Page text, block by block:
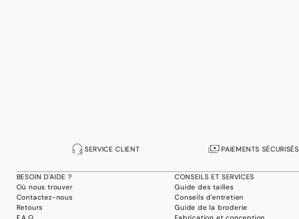
SERVICE CLIENT PAIEMENTS SÉCURISÉS
BESOIN D'AIDE ?
Où nous trouver
Contactez-nous
Retours
CONSEILS ET SERVICES
Guide des tailles
Conseils d'entretien
Guide de la broderie